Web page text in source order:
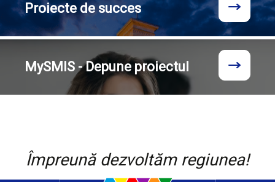
Proiecte de succes
MySMIS - Depune proiectul
Împreună dezvoltăm regiunea!